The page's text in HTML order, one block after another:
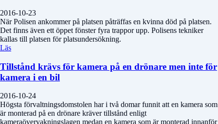
2016-10-23
När Polisen ankommer på platsen påträffas en kvinna död på platsen.
Det finns även ett öppet fönster fyra trappor upp. Polisens tekniker
kallas till platsen för platsundersökning.
Läs
Tillstånd krävs för kamera på en drönare men inte för
kamera i en bil
2016-10-24
Högsta förvaltningsdomstolen har i två domar funnit att en kamera som
är monterad på en drönare kräver tillstånd enligt
kameraövervakningslagen medan en kamera som är monterad innanför